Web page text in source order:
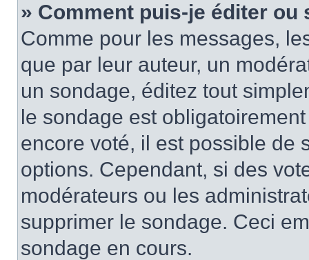
» Comment puis-je éditer ou
Comme pour les messages,
que par leur auteur, un
un sondage, éditez tout
le sondage est
encore voté, il est possible de
options. Cependant, si des
modérateurs ou les
supprimer le sondage. Ceci
sondage en cours.